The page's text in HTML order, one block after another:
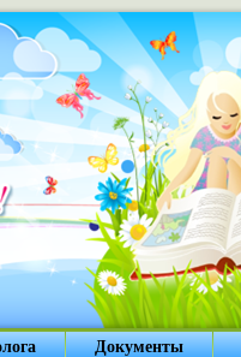
Документы